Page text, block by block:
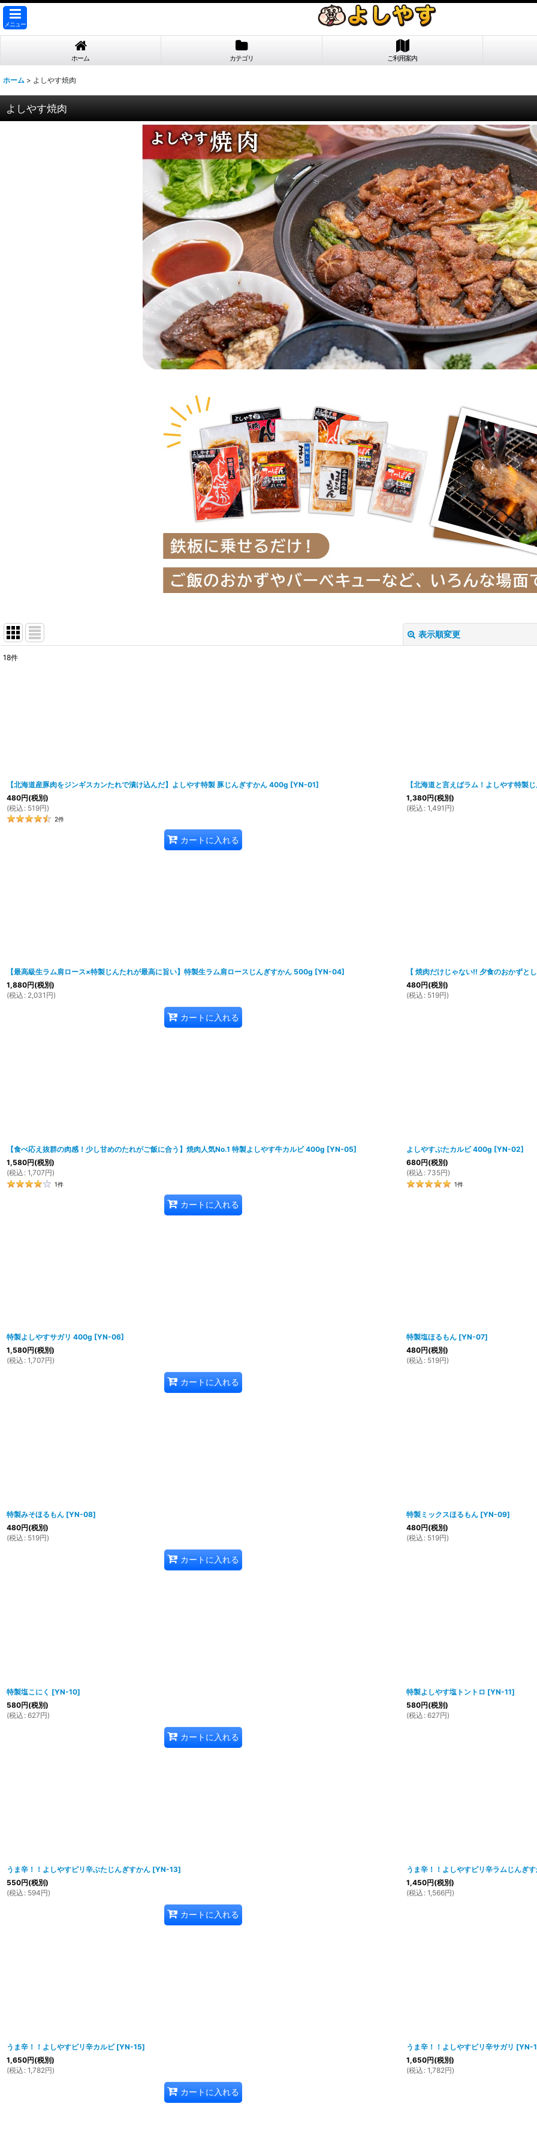
メニュー
ホーム カテゴリ ご利用案内
ホーム > よしやす焼肉
よしやす焼肉
表示順変更
18件
【北海道産豚肉をジンギスカンたれで漬け込んだ】よしやす特製 豚じんぎすかん 400g [YN-01]
480円(税別)
(税込 : 519円)
2件
カートに入れる
【北海道と言えばラム！よしやす特製
1,380円(税別)
(税込 : 1,491 円)
【最高級生ラム肩ロース×特製じんたれが最高に旨い】特製生ラム肩ロースじんぎすかん 500g [YN-04]
1,880円(税別)
(税込 : 2,031 円)
カートに入れる
【 焼肉だけじゃない‼ 夕食のおかず
480円(税別)
(税込 : 519円)
【食べ応え抜群の肉感！少し甘めのたれがご飯に合う】焼肉人気No.1 特製よしやす牛カルビ 400g [YN-05]
1,580円(税別)
(税込 : 1,707円)
1件
カートに入れる
よしやすぶたカルビ 400g [YN-02]
680円(税別)
(税込 : 735円)
1件
特製よしやすサガリ 400g [YN-06]
1,580円(税別)
(税込 : 1,707円)
カートに入れる
特製塩ほるもん [YN-07]
480円(税別)
(税込 : 519円)
特製みそほるもん [YN-08]
480円(税別)
(税込 : 519円)
カートに入れる
特製ミックスほるもん [YN-09]
480円(税別)
(税込 : 519円)
特製塩こにく [YN-10]
580円(税別)
(税込 : 627円)
カートに入れる
特製よしやす塩トントロ [YN-11]
580円(税別)
(税込 : 627円)
うま辛！！よしやすピリ辛ぶたじんぎすかん [YN-13]
550円(税別)
(税込 : 594円)
カートに入れる
うま辛！！よしやすピリ辛ラムじんぎ
1,450円(税別)
(税込 : 1,566円)
うま辛！！よしやすピリ辛カルビ [YN-15]
1,650円(税別)
(税込 : 1,782円)
カートに入れる
うま辛！！よしやすピリ辛サガリ [YN-
1,650円(税別)
(税込 : 1,782円)